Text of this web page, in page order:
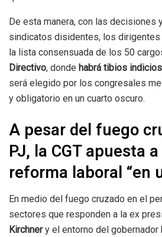
De esta manera, con las decisiones
sindicatos disidentes, los dirigentes
la lista consensuada de los 50
Directivo, donde habrá tibios
será elegido por los congresales
y obligatorio en un cuarto oscuro.
A pesar del fuego
PJ, la CGT apuesta
reforma laboral “en
En medio del fuego cruzado en el
sectores que responden a la ex
Kirchnery el entorno del gobernador